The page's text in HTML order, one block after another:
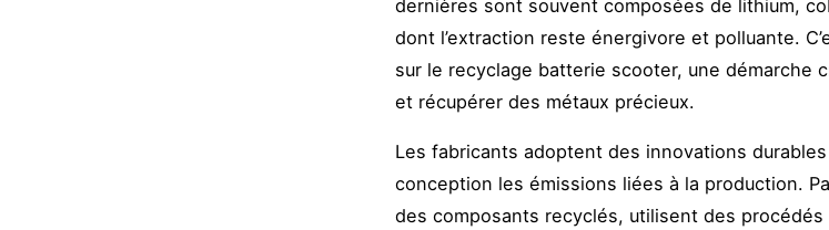
dernières sont souvent composées de lithium,
dont l’extraction reste énergivore et polluante.
sur le recyclage batterie scooter, une démarche
et récupérer des métaux précieux.
Les fabricants adoptent des innovations
conception les émissions liées à la production.
des composants recyclés, utilisent des